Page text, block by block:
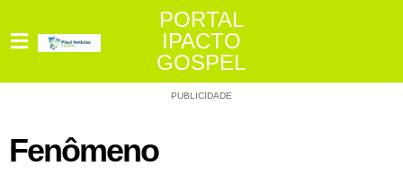
PORTAL
IPACTO
GOSPEL
PUBLICIDADE
Fenômeno